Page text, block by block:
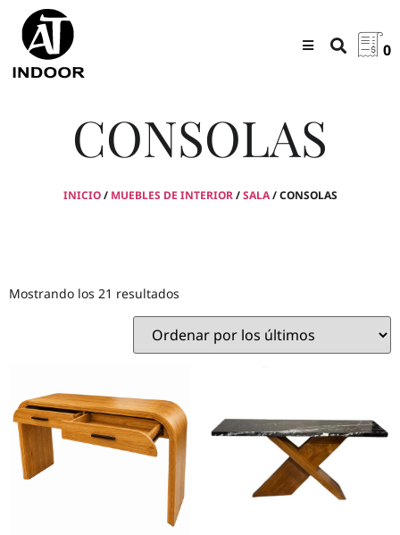
0
CONSOLAS
INICIO/ MUEBLES DE INTERIOR/SALA/ CONSOLAS
Mostrando los 21 resultados